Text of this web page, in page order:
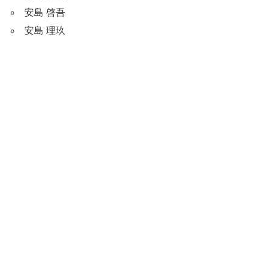
安島 啓吾
安島 理玖